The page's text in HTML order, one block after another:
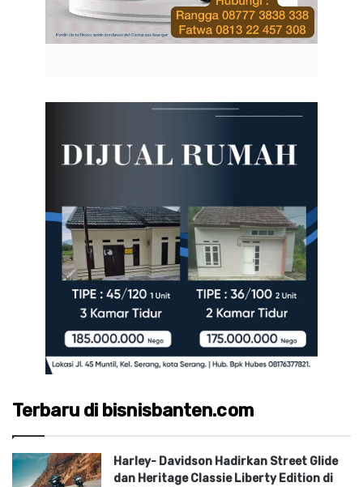
Terbaru di bisnisbanten.com
Harley- Davidson Hadirkan Street Glide
dan Heritage Classie Liberty Edition di